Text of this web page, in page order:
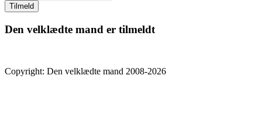
Den velklædte mand er tilmeldt
Copyright: Den velklædte mand 2008-2026